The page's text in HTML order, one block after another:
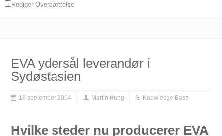
Redigér Oversættelse
EVA ydersål leverandør i
Sydøstasien
18 september 2014 Martin Hung Knowledge Base
Hvilke steder nu producerer EVA